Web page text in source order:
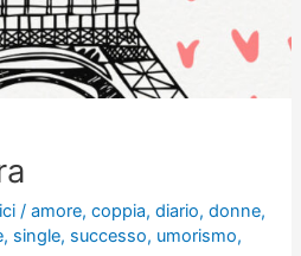
/ amore, coppia, diario, donne,
, single, successo, umorismo,